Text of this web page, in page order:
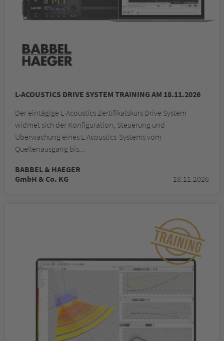
L-ACOUSTICS DRIVE SYSTEM TRAINING AM 18.11.2026
Der eintägige L-Acoustics Zertifikatskurs Drive System
widmet sich der Konfiguration, Steuerung und
Überwachung eines L-Acoustics-Systems vom
Quellenausgang bis...
BABBEL & HAEGER
GmbH & Co. KG
18.11.2026